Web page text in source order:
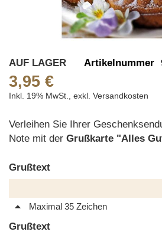
Skip
to
the
of
the
gallery
AUF LAGER Artikelnummer
3,95 €
Inkl. 19% MwSt., exkl. Versandkosten
Verleihen Sie Ihrer
Note mit der Grußkarte "Alles
Grußtext
Maximal 35 Zeichen
Grußtext